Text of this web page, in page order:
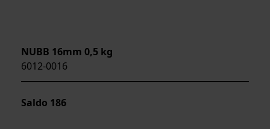
NUBB 16mm 0,5 kg
6012-0016
Saldo 186